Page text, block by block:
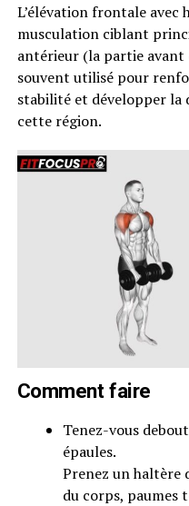
L’élévation frontale avec
musculation ciblant
antérieur (la partie avant
souvent utilisé pour
stabilité et développer la
cette région.
Comment faire
Tenez-vous
épaules.
Prenez un haltère
du corps, paumes